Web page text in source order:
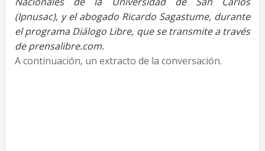
(Ipnusac), y el abogado Ricardo Sagastume, durante
el programa Diálogo Libre, que se transmite a través
de prensalibre.com.
A continuación, un extracto de la conversación.